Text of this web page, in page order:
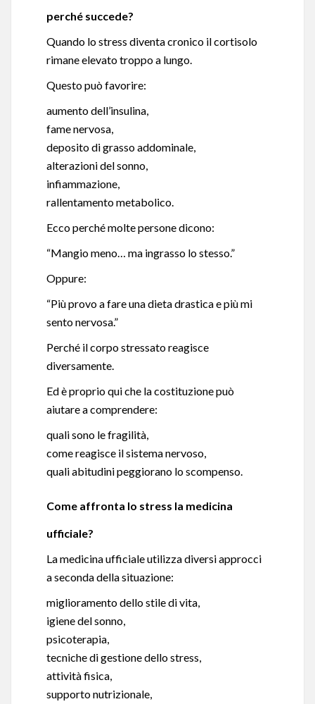
perché succede?
Quando lo stress diventa cronico il cortisolo
rimane elevato troppo a lungo.
Questo può favorire:
aumento dell’insulina,
fame nervosa,
deposito di grasso addominale,
alterazioni del sonno,
infiammazione,
rallentamento metabolico.
Ecco perché molte persone dicono:
“Mangio meno… ma ingrasso lo stesso.”
Oppure:
“Più provo a fare una dieta drastica e più mi
sento nervosa.”
Perché il corpo stressato reagisce
diversamente.
Ed è proprio qui che la costituzione può
aiutare a comprendere:
quali sono le fragilità,
come reagisce il sistema nervoso,
quali abitudini peggiorano lo scompenso.
Come affronta lo stress la medicina
ufficiale?
La medicina ufficiale utilizza diversi approcci
a seconda della situazione:
miglioramento dello stile di vita,
igiene del sonno,
psicoterapia,
tecniche di gestione dello stress,
attività fisica,
supporto nutrizionale,